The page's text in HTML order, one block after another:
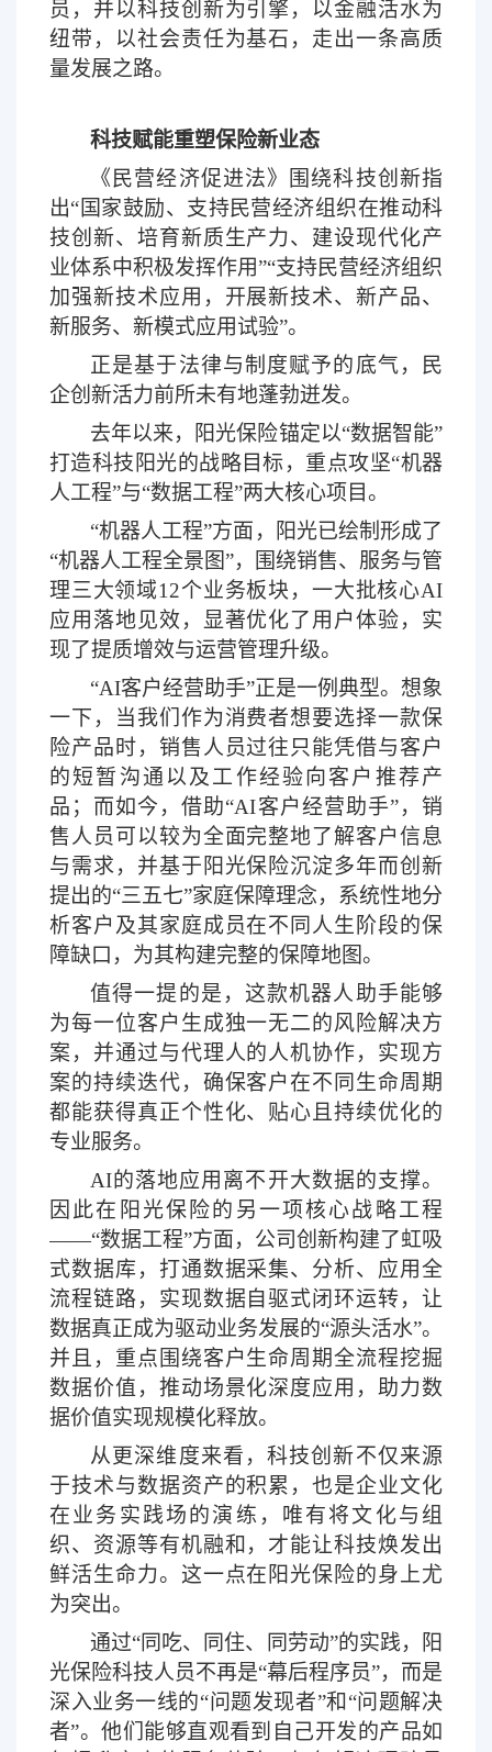
员，并以科技创新为引擎，以金融活水为
纽带，以社会责任为基石，走出一条高质
量发展之路。
科技赋能重塑保险新业态
《民营经济促进法》围绕科技创新指
出“国家鼓励、支持民营经济组织在推动科
技创新、培育新质生产力、建设现代化产
业体系中积极发挥作用”“支持民营经济组织
加强新技术应用，开展新技术、新产品、
新服务、新模式应用试验”。
正是基于法律与制度赋予的底气，民
企创新活力前所未有地蓬勃迸发。
去年以来，阳光保险锚定以“数据智能”
打造科技阳光的战略目标，重点攻坚“机器
人工程”与“数据工程”两大核心项目。
“机器人工程”方面，阳光已绘制形成了
“机器人工程全景图”，围绕销售、服务与管
理三大领域12个业务板块，一大批核心AI
应用落地见效，显著优化了用户体验，实
现了提质增效与运营管理升级。
“AI客户经营助手”正是一例典型。想象
一下，当我们作为消费者想要选择一款保
险产品时，销售人员过往只能凭借与客户
的短暂沟通以及工作经验向客户推荐产
品；而如今，借助“AI客户经营助手”，销
售人员可以较为全面完整地了解客户信息
与需求，并基于阳光保险沉淀多年而创新
提出的“三五七”家庭保障理念，系统性地分
析客户及其家庭成员在不同人生阶段的保
障缺口，为其构建完整的保障地图。
值得一提的是，这款机器人助手能够
为每一位客户生成独一无二的风险解决方
案，并通过与代理人的人机协作，实现方
案的持续迭代，确保客户在不同生命周期
都能获得真正个性化、贴心且持续优化的
专业服务。
AI的落地应用离不开大数据的支撑。
因此在阳光保险的另一项核心战略工程
——“数据工程”方面，公司创新构建了虹吸
式数据库，打通数据采集、分析、应用全
流程链路，实现数据自驱式闭环运转，让
数据真正成为驱动业务发展的“源头活水”。
并且，重点围绕客户生命周期全流程挖掘
数据价值，推动场景化深度应用，助力数
据价值实现规模化释放。
从更深维度来看，科技创新不仅来源
于技术与数据资产的积累，也是企业文化
在业务实践场的演练，唯有将文化与组
织、资源等有机融和，才能让科技焕发出
鲜活生命力。这一点在阳光保险的身上尤
为突出。
通过“同吃、同住、同劳动”的实践，阳
光保险科技人员不再是“幕后程序员”，而是
深入业务一线的“问题发现者”和“问题解决
者”。他们能够直观看到自己开发的产品如